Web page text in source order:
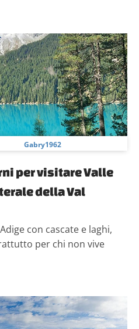
potrebbero combinarle
fornito loro o che hanno
servizi.
Gabry1962
per visitare Valle
della Val
con cascate e laghi,
per chi non vive